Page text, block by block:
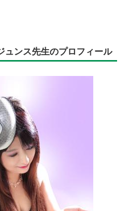
ュンス先生のプロフィール